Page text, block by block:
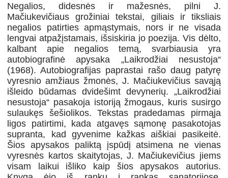
Negalios, didesnės ir mažesnės, pilni J.
Mačiukevičiaus grožiniai tekstai, giliais ir tiksliais
negalios patirties apmąstymais, nors ir ne visada
lengvai atpažįstamais, išsiskiria jo poezija. Vis dėlto,
kalbant apie negalios temą, svarbiausia yra
autobiografinė apysaka „Laikrodžiai nesustoja“
(1968). Autobiografijas paprastai rašo daug patyrę
vyresnio amžiaus žmonės, J. Mačiukevičius savąją
išleido būdamas dvidešimt devynerių. „Laikrodžiai
nesustoja“ pasakoja istoriją žmogaus, kuris susirgo
sulaukęs šešiolikos. Tekstas pradedamas pirmąja
ligos patirtimi, kada atgavęs sąmonę pasakotojas
supranta, kad gyvenime kažkas aiškiai pasikeitė.
Šios apysakos paliktą įspūdį atsimena ne vienas
vyresnės kartos skaitytojas, J. Mačiukevičius jiems
visam laikui išliko kaip šios apysakos autorius.